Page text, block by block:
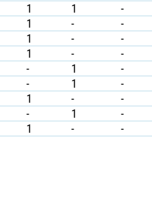
1 1
-
1 -
-
1 -
-
1 -
-
- 1
-
- 1
-
1 -
-
- 1
-
1 - -